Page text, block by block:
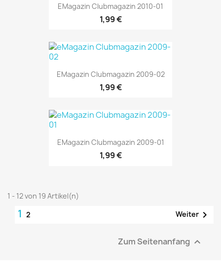
EMagazin Clubmagazin 2010-01
1,99 €
EMagazin Clubmagazin 2009-02
1,99 €
EMagazin Clubmagazin 2009-01
1,99 €
1 - 12 von 19 Artikel(n)
1 2 Weiter 
Zum Seitenanfang 